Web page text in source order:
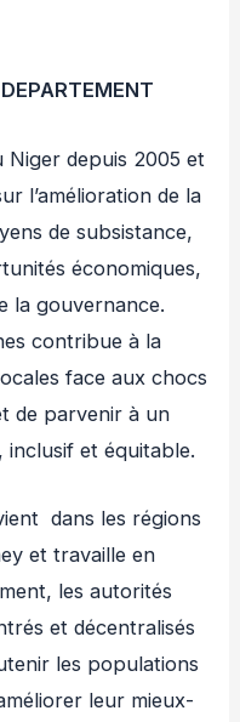
depuis 2005 et
l’amélioration de la
de subsistance,
économiques,
la gouvernance.
contribue à la
face aux chocs
de parvenir à un
et équitable.
dans les régions
et travaille en
les autorités
et décentralisés
les populations
leur mieux-